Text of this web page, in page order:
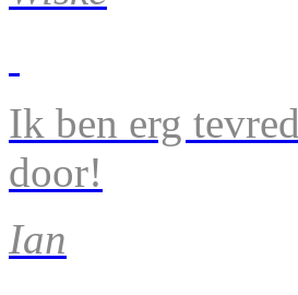
Ik ben erg
door!
Ian